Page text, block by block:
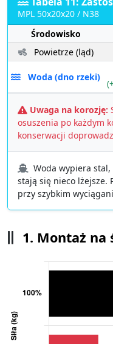
MPL 50x20x20 / N38
Środowisko
Powietrze (ląd)
Woda (dno rzeki)
Uwaga na korozję:
osuszenia po każdym
konserwacji
Woda wypiera
stają się nieco lżejsze.
przy szybkim
1. Montaż na